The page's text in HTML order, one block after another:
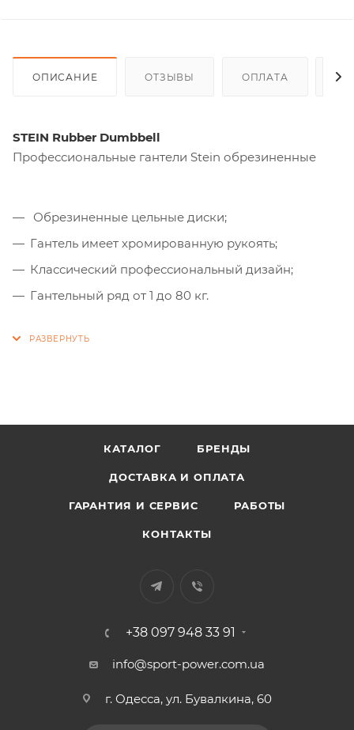
ОПИСАНИЕ ОТЗЫВЫ ОПЛАТА
STEIN Rubber Dumbbell
Профессиональные гантели Stein обрезиненные
Обрезиненные цельные диски;
Гантель имеет хромированную рукоять;
Классический профессиональный дизайн;
Гантельный ряд от 1 до 80 кг.
КАТАЛОГ БРЕНДЫ
ДОСТАВКА И ОПЛАТА
ГАРАНТИЯ И СЕРВИС РАБОТЫ
КОНТАКТЫ
+38 097 948 33 91
info@sport-power.com.ua
г. Одесса, ул. Бувалкина, 60